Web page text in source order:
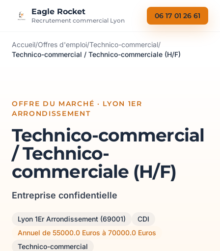
Eagle Rocket
Recrutement commercial Lyon
06 17 01 26 61
Accueil/Offres d'emploi/Technico-commercial/
Technico-commercial / Technico-commerciale (H/F)
OFFRE DU MARCHÉ · LYON 1ER
ARRONDISSEMENT
Technico-commercial
/ Technico-
commerciale (H/F)
Entreprise confidentielle
Lyon 1Er Arrondissement (69001)
CDI
Annuel de 55000.0 Euros à 70000.0 Euros
Technico-commercial